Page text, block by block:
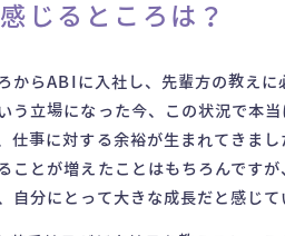
じるところは？
からABIに入社し、先輩方の教え
う立場になった今、この状況で本
仕事に対する余裕が生まれてきまし
ことが増えたことはもちろんです
自分にとって大きな成長だと感じて